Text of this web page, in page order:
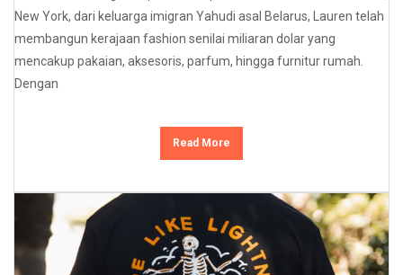
New York, dari keluarga imigran Yahudi asal Belarus, Lauren telah
membangun kerajaan fashion senilai miliaran dolar yang
mencakup pakaian, aksesoris, parfum, hingga furnitur rumah.
Dengan
Read More